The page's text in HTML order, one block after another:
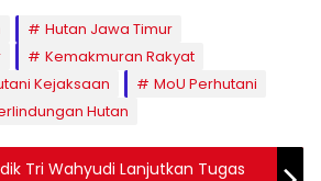
Hutan Jawa Timur
Kemakmuran Rakyat
Kejaksaan
MoU Perhutani
Hutan
Tri Wahyudi Lanjutkan Tugas